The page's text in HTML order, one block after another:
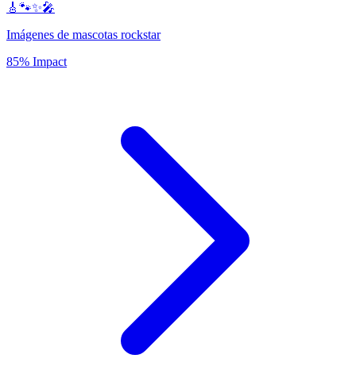
🎸🐾✨🎤
Imágenes de mascotas rockstar
85% Impact